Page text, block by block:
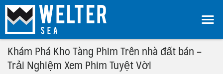
Khám Phá Kho Tàng Phim Trên nhà đất bán –
Trải Nghiệm Xem Phim Tuyệt Vời